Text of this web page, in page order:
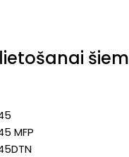
šiem
MFP